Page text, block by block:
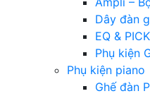
Dây đàn
EQ &
Phụ kiện
Phụ kiện piano
Ghế đàn